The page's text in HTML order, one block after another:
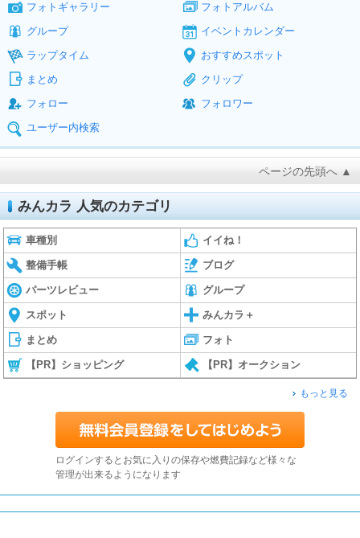
フォトギャラリー
フォトアルバム
グループ
イベントカレンダー
ラップタイム
おすすめスポット
まとめ
クリップ
フォロー
フォロワー
ユーザー内検索
ページの先頭へ ▲
みんカラ 人気のカテゴリ
車種別 イイね！
整備手帳 ブログ
パーツレビュー グループ
スポット みんカラ＋
まとめ フォト
【PR】ショッピング 【PR】オークション
もっと見る
ログインするとお気に入りの保存や燃費記録など様々な
管理が出来るようになります